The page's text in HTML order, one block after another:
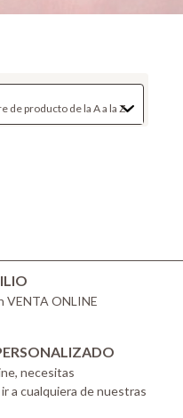
VENTA ONLINE
necesitas
a cualquiera de nuestras